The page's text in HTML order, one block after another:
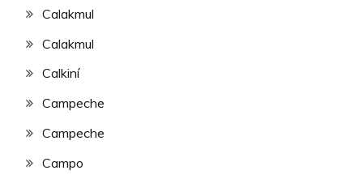
Calakmul
Calakmul
Calkiní
Campeche
Campeche
Campo